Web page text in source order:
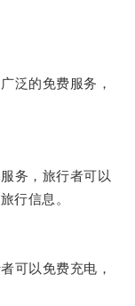
泛的免费服务，
务，旅行者可以
行信息。
可以免费充电，